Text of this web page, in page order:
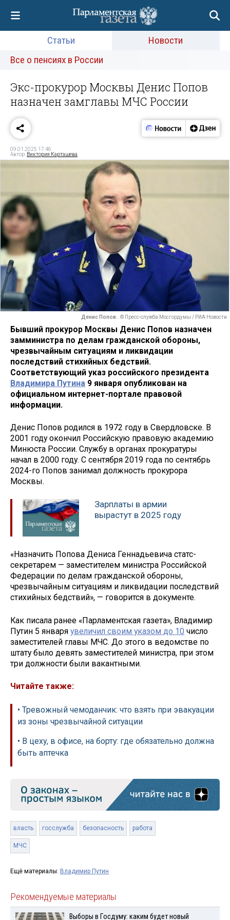
Статьи
Новости
Все о пенсиях в России
Экс-прокурор Москвы Денис Попов
назначен замглавы МЧС России
09.01.2025 17:46
Автор: Виктория Карташева
Денис Попов. © Пресс-служба Мосгордумы / РИА Новости
Бывший прокурор Москвы Денис Попов назначен
замминистра по делам гражданской обороны,
чрезвычайным ситуациям и ликвидации
последствий стихийных бедствий.
Соответствующий указ российского президента
Владимира Путина 9 января опубликован на
официальном интернет-портале правовой
информации.
Денис Попов родился в 1972 году в Свердловске. В
2001 году окончил Российскую правовую академию
Минюста России. Службу в органах прокуратуры
начал в 2000 году. С сентября 2019 года по сентябрь
2024-го Попов занимал должность прокурора
Москвы.
Зарплаты в армии
вырастут в 2025 году
«Назначить Попова Дениса Геннадьевича статс-
секретарем — заместителем министра Российской
Федерации по делам гражданской обороны,
чрезвычайным ситуациям и ликвидации последствий
стихийных бедствий», — говорится в документе.
Как писала ранее «Парламентская газета», Владимир
Путин 5 января увеличил своим указом до 10 число
заместителей главы МЧС. До этого в ведомстве по
штату было девять заместителей министра, при этом
три должности были вакантными.
Читайте также:
• Тревожный чемоданчик: что взять при эвакуации
из зоны чрезвычайной ситуации
• В цеху, в офисе, на борту: где обязательно должна
быть аптечка
власть госслужба безопасность работа
МЧС
Ещё материалы: Владимир Путин
Рекомендуемые материалы
Выборы в Госдуму: каким будет новый